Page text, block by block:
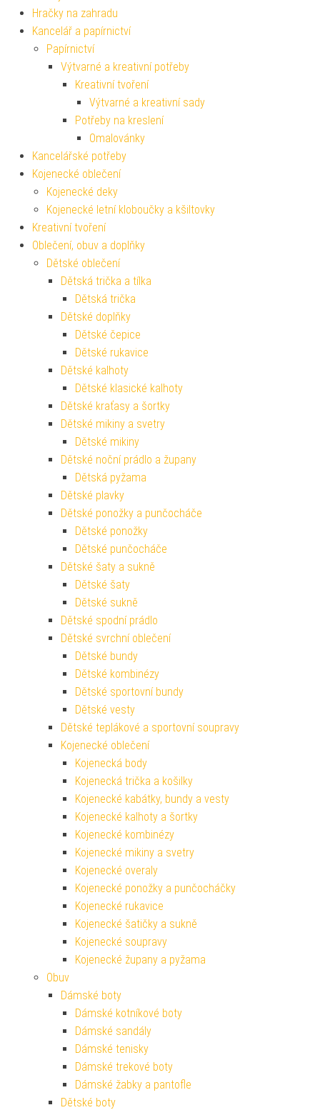
Hračky na zahradu
Kancelář a papírnictví
Papírnictví
Výtvarné a kreativní potřeby
Kreativní tvoření
Výtvarné a kreativní sady
Potřeby na kreslení
Omalovánky
Kancelářské potřeby
Kojenecké oblečení
Kojenecké deky
Kojenecké letní kloboučky a kšiltovky
Kreativní tvoření
Oblečení, obuv a doplňky
Dětské oblečení
Dětská trička a tílka
Dětská trička
Dětské doplňky
Dětské čepice
Dětské rukavice
Dětské kalhoty
Dětské klasické kalhoty
Dětské kraťasy a šortky
Dětské mikiny a svetry
Dětské mikiny
Dětské noční prádlo a župany
Dětská pyžama
Dětské plavky
Dětské ponožky a punčocháče
Dětské ponožky
Dětské punčocháče
Dětské šaty a sukně
Dětské šaty
Dětské sukně
Dětské spodní prádlo
Dětské svrchní oblečení
Dětské bundy
Dětské kombinézy
Dětské sportovní bundy
Dětské vesty
Dětské teplákové a sportovní soupravy
Kojenecké oblečení
Kojenecká body
Kojenecká trička a košilky
Kojenecké kabátky, bundy a vesty
Kojenecké kalhoty a šortky
Kojenecké kombinézy
Kojenecké mikiny a svetry
Kojenecké overaly
Kojenecké ponožky a punčocháčky
Kojenecké rukavice
Kojenecké šatičky a sukně
Kojenecké soupravy
Kojenecké župany a pyžama
Obuv
Dámské boty
Dámské kotníkové boty
Dámské sandály
Dámské tenisky
Dámské trekové boty
Dámské žabky a pantofle
Dětské boty